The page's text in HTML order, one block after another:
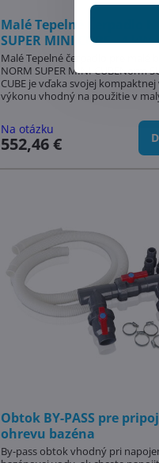
Malé Tepelné Čerpadlo
SUPER MINI CUBE - 4 kW
Malé Tepelné čerpadlo pre malé
NORM SUPER MINI CUBENorm
CUBE je vďaka svojej
výkonu vhodný na použitie v
ho diaľkovo ovládať
Na otázku
552,46 €
Obtok BY-PASS pre
ohrevu bazéna
By-pass obtok vhodný pri